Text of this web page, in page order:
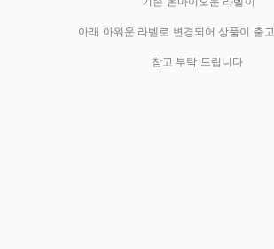
아래 아워운 라벨로 변경되어 상품이 출
참고 부탁 드립니다